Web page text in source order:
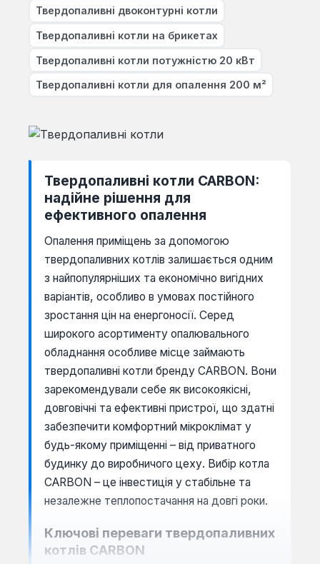
Твердопаливні двоконтурні котли
Твердопаливні котли на брикетах
Твердопаливні котли потужністю 20 кВт
Твердопаливні котли для опалення 200 м²
Твердопаливні котли CARBON:
надійне рішення для
ефективного опалення
Опалення приміщень за допомогою
твердопаливних котлів залишається одним
з найпопулярніших та економічно вигідних
варіантів, особливо в умовах постійного
зростання цін на енергоносії. Серед
широкого асортименту опалювального
обладнання особливе місце займають
твердопаливні котли бренду CARBON. Вони
зарекомендували себе як високоякісні,
довговічні та ефективні пристрої, що здатні
забезпечити комфортний мікроклімат у
будь-якому приміщенні – від приватного
будинку до виробничого цеху. Вибір котла
CARBON – це інвестиція у стабільне та
незалежне теплопостачання на довгі роки.
Ключові переваги твердопаливних
котлів CARBON